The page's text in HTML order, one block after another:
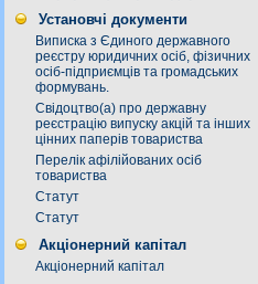
Установчі документи
Виписка з Єдиного державного
реєстру юридичних осіб, фізичних
осіб-підприємців та громадських
формувань.
Свідоцтво(а) про державну
реєстрацію випуску акцій та інших
цінних паперів товариства
Перелік афілійованих осіб
товариства
Статут
Статут
Акціонерний капітал
Акціонерний капітал